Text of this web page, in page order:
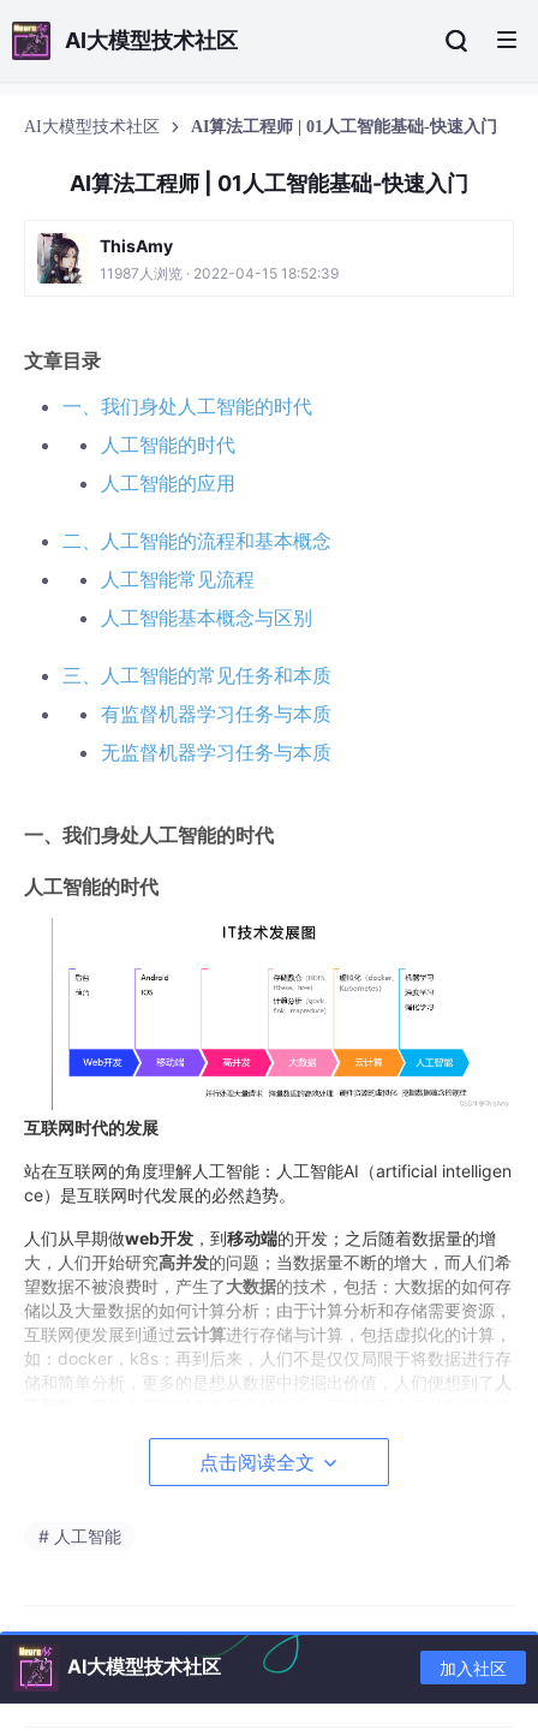
AI大模型技术社区
AI大模型技术社区 AI算法工程师 | 01人工智能基础-快速入门
AI算法工程师 | 01人工智能基础-快速入门
ThisAmy
11987人浏览 · 2022-04-15 18:52:39
文章目录
一、我们身处人工智能的时代
人工智能的时代
人工智能的应用
二、人工智能的流程和基本概念
人工智能常见流程
人工智能基本概念与区别
三、人工智能的常见任务和本质
有监督机器学习任务与本质
无监督机器学习任务与本质
一、我们身处人工智能的时代
人工智能的时代
互联网时代的发展
站在互联网的角度理解人工智能：人工智能AI（artificial intelligen
ce）是互联网时代发展的必然趋势。
人们从早期做web开发 ，到移动端的开发；之后随着数据量的增
大，人们开始研究高并发的问题；当数据量不断的增大，而人们希
望数据不被浪费时，产生了大数据的技术，包括：大数据的如何存
储以及大量数据的如何计算分析；由于计算分析和存储需要资源，
互联网便发展到通过云计算进行存储与计算，包括虚拟化的计算，
如：docker，k8s；再到后来，人们不是仅仅局限于将数据进行存
储和简单分析，更多的是想从数据中挖掘出价值，人们便想到了 人
注意，区分大数据和人工智能的概念：
点击阅读全文
# 人工智能
AI大模型技术社区 加入社区